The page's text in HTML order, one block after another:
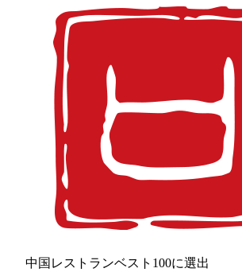
中国レストランベスト100に選出